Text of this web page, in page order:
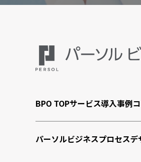
BPO TOPサービス導入事例
パーソルビジネスプロセスデ